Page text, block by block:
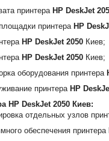
принтера HP DeskJet
принтера HP
HP DeskJet 2050 Киев;
HP DeskJet 2050 Киев;
оборудования принтера
принтера HP
HP DeskJet 2050 Киев:
отдельных узлов
обеспечения принтера